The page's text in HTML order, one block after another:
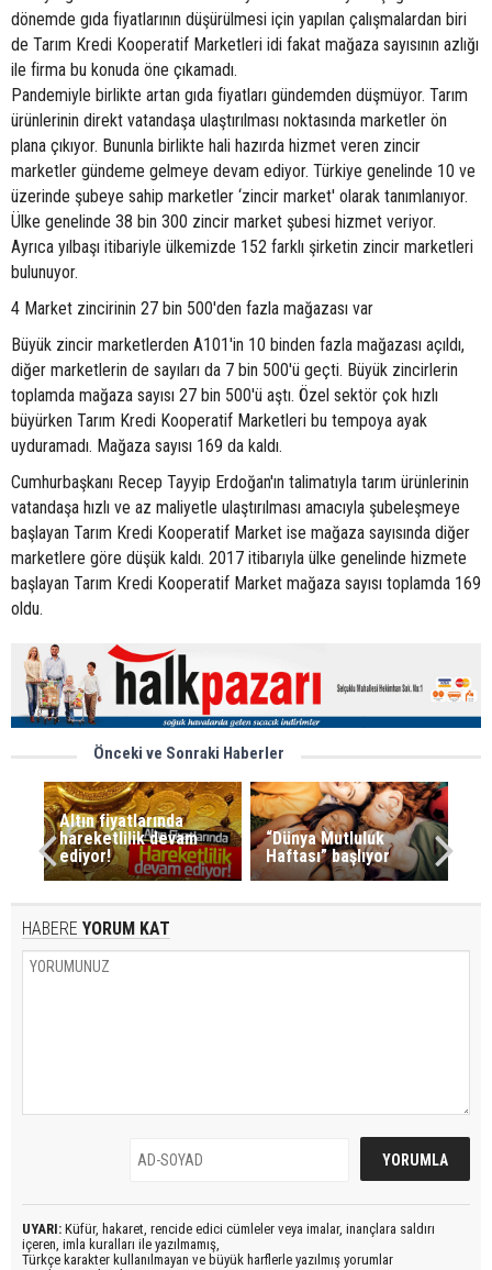
dönemde gıda fiyatlarının düşürülmesi için yapılan çalışmalardan biri
de Tarım Kredi Kooperatif Marketleri idi fakat mağaza sayısının azlığı
ile firma bu konuda öne çıkamadı.
Pandemiyle birlikte artan gıda fiyatları gündemden düşmüyor. Tarım
ürünlerinin direkt vatandaşa ulaştırılması noktasında marketler ön
plana çıkıyor. Bununla birlikte hali hazırda hizmet veren zincir
marketler gündeme gelmeye devam ediyor. Türkiye genelinde 10 ve
üzerinde şubeye sahip marketler ‘zincir market' olarak tanımlanıyor.
Ülke genelinde 38 bin 300 zincir market şubesi hizmet veriyor.
Ayrıca yılbaşı itibariyle ülkemizde 152 farklı şirketin zincir marketleri
bulunuyor.
4 Market zincirinin 27 bin 500'den fazla mağazası var
Büyük zincir marketlerden A101'in 10 binden fazla mağazası açıldı,
diğer marketlerin de sayıları da 7 bin 500'ü geçti. Büyük zincirlerin
toplamda mağaza sayısı 27 bin 500'ü aştı. Özel sektör çok hızlı
büyürken Tarım Kredi Kooperatif Marketleri bu tempoya ayak
uyduramadı. Mağaza sayısı 169 da kaldı.
Cumhurbaşkanı Recep Tayyip Erdoğan'ın talimatıyla tarım ürünlerinin
vatandaşa hızlı ve az maliyetle ulaştırılması amacıyla şubeleşmeye
başlayan Tarım Kredi Kooperatif Market ise mağaza sayısında diğer
marketlere göre düşük kaldı. 2017 itibarıyla ülke genelinde hizmete
başlayan Tarım Kredi Kooperatif Market mağaza sayısı toplamda 169
oldu.
Önceki ve Sonraki Haberler
Altın fiyatlarında
hareketlilik devam
ediyor!
“Dünya Mutluluk
Haftası” başlıyor
HABERE YORUM KAT
UYARI: Küfür, hakaret, rencide edici cümleler veya imalar, inançlara saldırı
içeren, imla kuralları ile yazılmamış,
Türkçe karakter kullanılmayan ve büyük harflerle yazılmış yorumlar